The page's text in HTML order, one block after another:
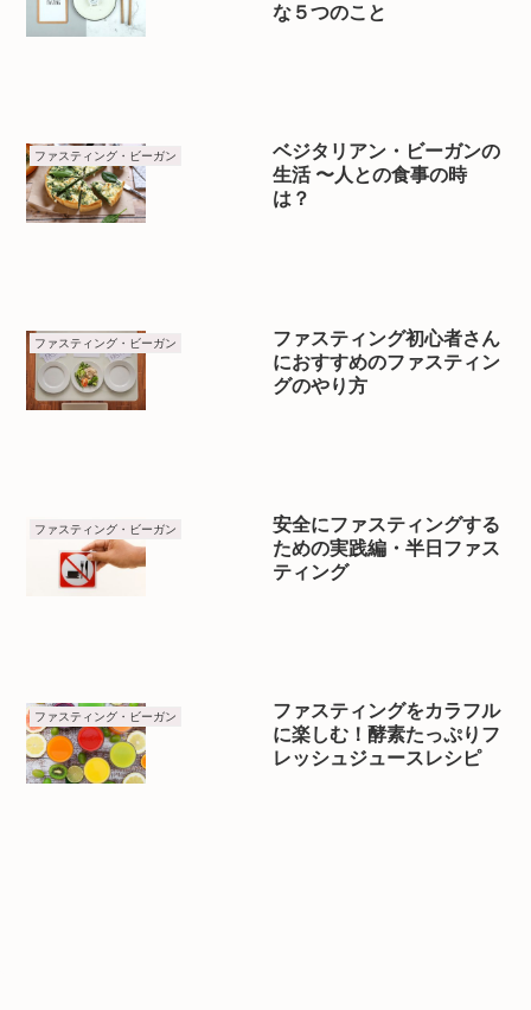
な５つのこと
ファスティング・ビーガン
ベジタリアン・ビーガンの
生活 〜人との食事の時
は？
ファスティング・ビーガン
ファスティング初心者さん
におすすめのファスティン
グのやり方
ファスティング・ビーガン
安全にファスティングする
ための実践編・半日ファス
ティング
ファスティング・ビーガン
ファスティングをカラフル
に楽しむ！酵素たっぷりフ
レッシュジュースレシピ